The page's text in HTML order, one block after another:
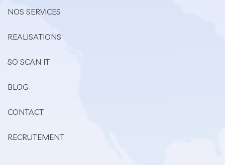
NOS SERVICES
REALISATIONS
SO SCAN IT
BLOG
CONTACT
RECRUTEMENT